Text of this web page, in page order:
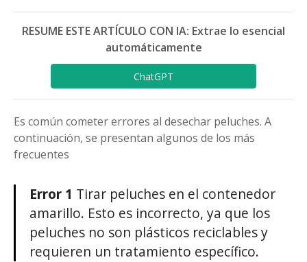
RESUME ESTE ARTÍCULO CON IA: Extrae lo esencial
automáticamente
ChatGPT
Es común cometer errores al desechar peluches. A
continuación, se presentan algunos de los más
frecuentes
Error 1 Tirar peluches en el contenedor
amarillo. Esto es incorrecto, ya que los
peluches no son plásticos reciclables y
requieren un tratamiento específico.